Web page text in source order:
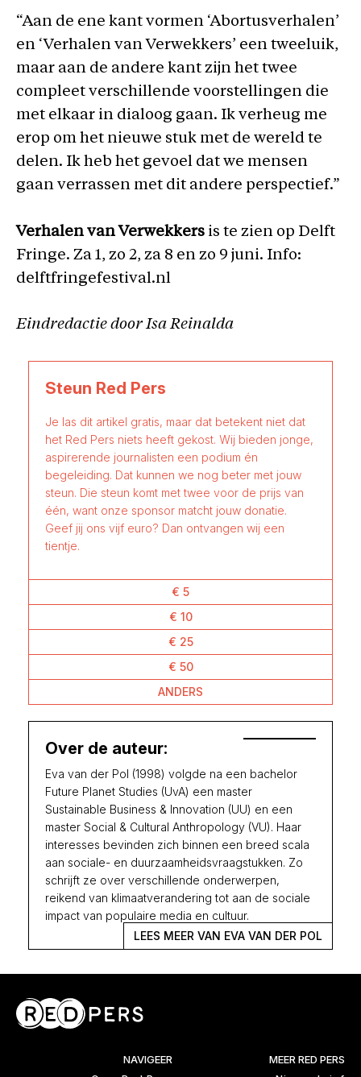
“Aan de ene kant vormen ‘Abortusverhalen’
en ‘Verhalen van Verwekkers’ een tweeluik,
maar aan de andere kant zijn het twee
compleet verschillende voorstellingen die
met elkaar in dialoog gaan. Ik verheug me
erop om het nieuwe stuk met de wereld te
delen. Ik heb het gevoel dat we mensen
gaan verrassen met dit andere perspectief.”
Verhalen van Verwekkers is te zien op Delft
Fringe. Za 1, zo 2, za 8 en zo 9 juni. Info:
delftfringefestival.nl
Eindredactie door Isa Reinalda
Steun Red Pers
Je las dit artikel gratis, maar dat betekent niet dat
het Red Pers niets heeft gekost. Wij bieden jonge,
aspirerende journalisten een podium én
begeleiding. Dat kunnen we nog beter met jouw
steun. Die steun komt met twee voor de prijs van
één, want onze sponsor matcht jouw donatie.
Geef jij ons vijf euro? Dan ontvangen wij een
tientje.
€ 5
€ 10
€ 25
€ 50
ANDERS
Over de auteur:
Eva van der Pol (1998) volgde na een bachelor
Future Planet Studies (UvA) een master
Sustainable Business & Innovation (UU) en een
master Social & Cultural Anthropology (VU). Haar
interesses bevinden zich binnen een breed scala
aan sociale- en duurzaamheidsvraagstukken. Zo
schrijft ze over verschillende onderwerpen,
reikend van klimaatverandering tot aan de sociale
impact van populaire media en cultuur.
LEES MEER VAN EVA VAN DER POL
NAVIGEER
MEER RED PERS